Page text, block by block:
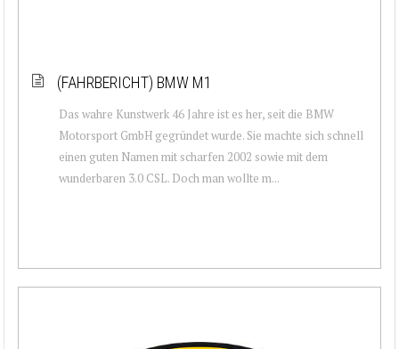
(FAHRBERICHT) BMW M1
Das wahre Kunstwerk 46 Jahre ist es her, seit die BMW
Motorsport GmbH gegründet wurde. Sie machte sich schnell
einen guten Namen mit scharfen 2002 sowie mit dem
wunderbaren 3.0 CSL. Doch man wollte m...